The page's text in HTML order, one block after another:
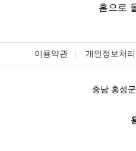
홈으로
이용약관 개인정보처
충남 홍성